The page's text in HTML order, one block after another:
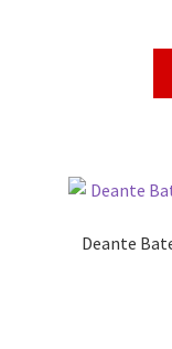
Deante